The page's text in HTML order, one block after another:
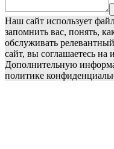
Наш сайт использует
запомнить вас, понять,
обслуживать
сайт, вы соглашаетесь на
Дополнительную
политике